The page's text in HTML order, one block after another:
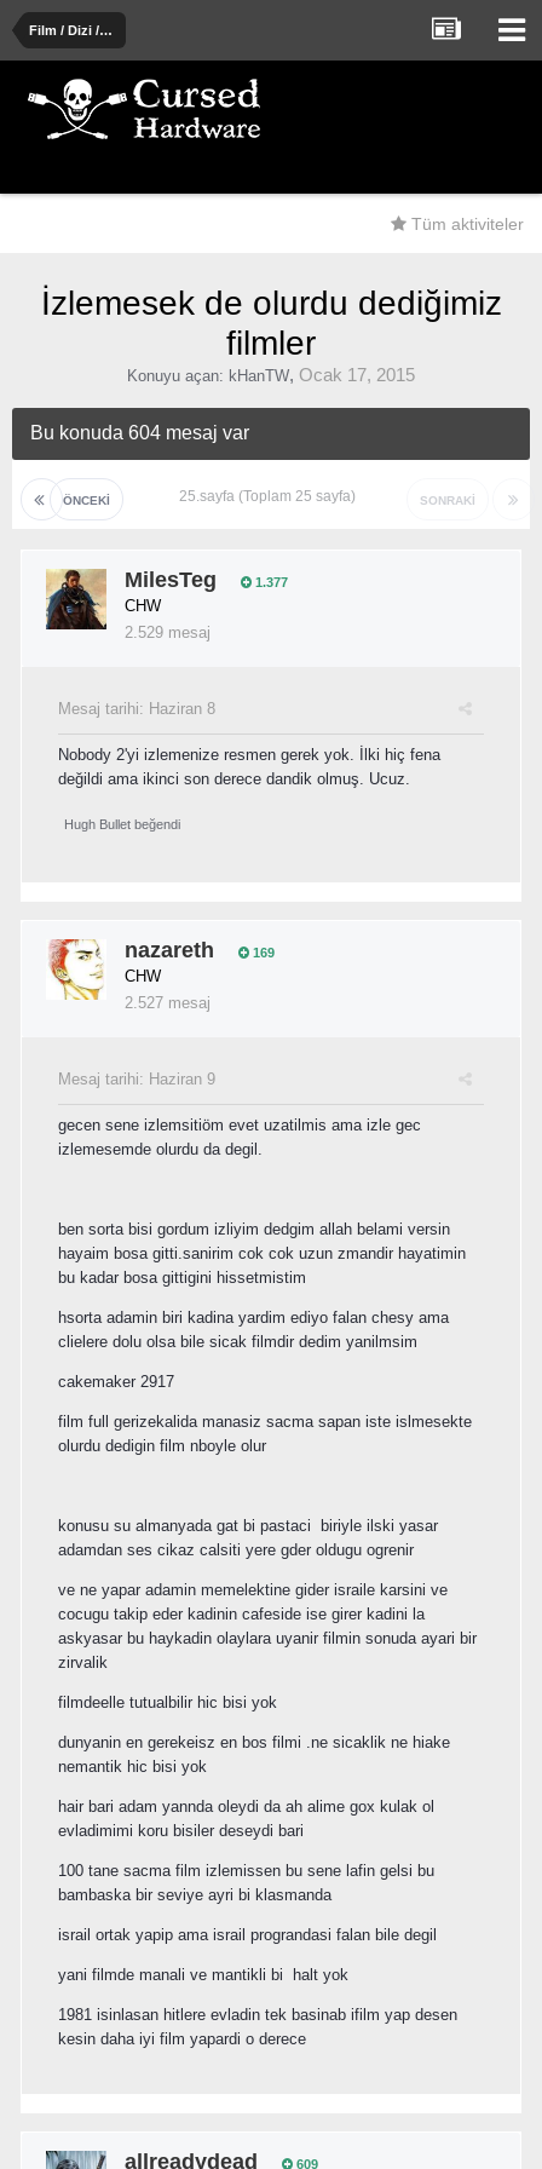
Film / Dizi / Tiyatro / Müzik / Kitap
Tüm aktiviteler
İzlemesek de olurdu dediğimiz
filmler
Konuyu açan: kHanTW, Ocak 17, 2015
Bu konuda 604 mesaj var
ÖNCEKI SONRAKI
25.sayfa (Toplam 25 sayfa)
MilesTeg 1.377
CHW
2.529 mesaj
Mesaj tarihi: Haziran 8
Nobody 2'yi izlemenize resmen gerek yok. İlki hiç fena
değildi ama ikinci son derece dandik olmuş. Ucuz.
Hugh Bullet beğendi
nazareth 169
CHW
2.527 mesaj
Mesaj tarihi: Haziran 9
gecen sene izlemsitiöm evet uzatilmis ama izle gec
izlemesemde olurdu da degil.
ben sorta bisi gordum izliyim dedgim allah belami versin
hayaim bosa gitti.sanirim cok cok uzun zmandir hayatimin
bu kadar bosa gittigini hissetmistim
hsorta adamin biri kadina yardim ediyo falan chesy ama
clielere dolu olsa bile sicak filmdir dedim yanilmsim
cakemaker 2917
film full gerizekalida manasiz sacma sapan iste islmesekte
olurdu dedigin film nboyle olur
konusu su almanyada gat bi pastaci biriyle ilski yasar
adamdan ses cikaz calsiti yere gder oldugu ogrenir
ve ne yapar adamin memelektine gider israile karsini ve
cocugu takip eder kadinin cafeside ise girer kadini la
askyasar bu haykadin olaylara uyanir filmin sonuda ayari bir
zirvalik
filmdeelle tutualbilir hic bisi yok
dunyanin en gerekeisz en bos filmi .ne sicaklik ne hiake
nemantik hic bisi yok
hair bari adam yannda oleydi da ah alime gox kulak ol
evladimimi koru bisiler deseydi bari
100 tane sacma film izlemissen bu sene lafin gelsi bu
bambaska bir seviye ayri bi klasmanda
israil ortak yapip ama israil prograndasi falan bile degil
yani filmde manali ve mantikli bi halt yok
1981 isinlasan hitlere evladin tek basinab ifilm yap desen
kesin daha iyi film yapardi o derece
allreadydead 609